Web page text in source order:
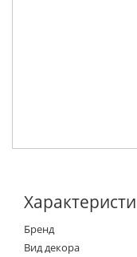
Бренд
Вид декора